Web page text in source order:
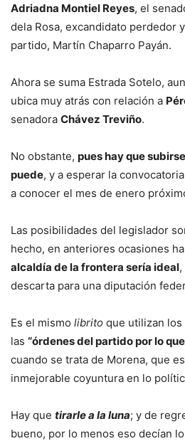
Adriadna Montiel Reyes, el
dela Rosa, excandidato perdedor
partido, Martín Chaparro Payán.
Ahora se suma Estrada Sotelo,
ubica muy atrás con relación a
senadora Chávez Treviño.
No obstante, pues hay que
puede, y a esperar la
a conocer el mes de enero
Las posibilidades del legislador
hecho, en anteriores ocasiones
alcaldía de la frontera sería ideal
descarta para una diputación
Es el mismo librito que utilizan
las “órdenes del partido por lo
cuando se trata de Morena, que
inmejorable coyuntura en lo
Hay que tirarle a la luna; y de
bueno, por lo menos eso decían